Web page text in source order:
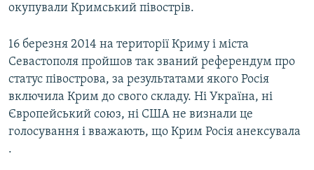
окупували Кримський півострів.
16 березня 2014 на території Криму і міста
Севастополя пройшов так званий референдум про
статус півострова, за результатами якого Росія
включила Крим до свого складу. Ні Україна, ні
Європейський союз, ні США не визнали це
голосування і вважають, що Крим Росія анексувала
.